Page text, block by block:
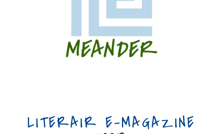
LITERAIR E-MAGAZINE